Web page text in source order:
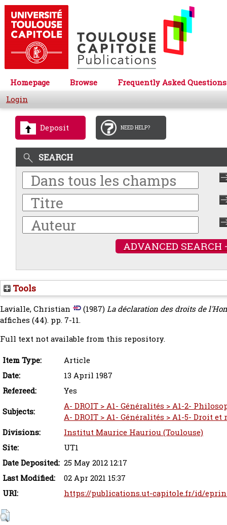
Homepage Browse
Frequently Asked Questions
Login
Deposit NEED HELP?
SEARCH
ADVANCED SEARCH
Tools
Lavialle, Christian (1987)La déclaration des droits de
affiches (44). pp. 7-11.
Full text not available from this repository.
Item Type:
Article
Date:
13 April 1987
Refereed:
Yes
Subjects:
A- DROIT > A1- Généralités > A1-2-
A- DROIT > A1- Généralités > A1-5- Droit
Divisions:
Institut Maurice Hauriou (Toulouse)
Site:
UT1
Date Deposited: 25 May 2012 12:17
Last Modified:
02 Apr 2021 15:37
URI:
https://publications.ut-capitole.fr/id/